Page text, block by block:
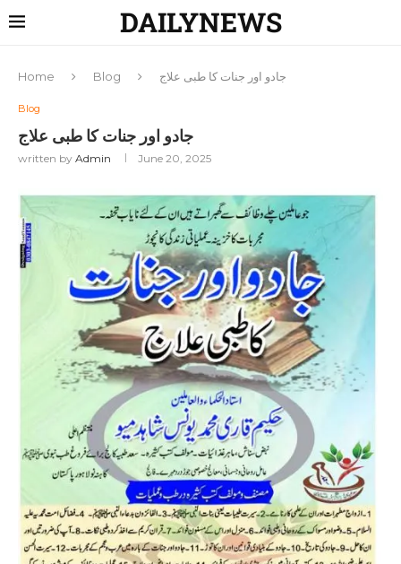
DAILYNEWS
Home Blog جادو اور جنات کا طبی علاج
Blog
جادو اور جنات کا طبی علاج
written by Admin June 20, 2025